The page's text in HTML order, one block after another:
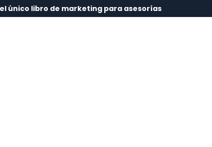
único libro de marketing para asesorías